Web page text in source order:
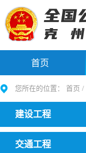
首页
您所在的位置： 首页 /
建设工程
交通工程